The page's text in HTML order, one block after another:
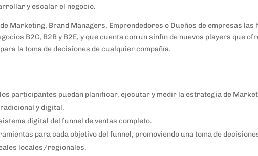
y escalar el negocio.
Marketing, Brand Managers, Emprendedores o Dueños de empresas
B2C, B2B y B2E, y que cuenta con un sinfín de nuevos players que
la toma de decisiones de cualquier compañía.
participantes puedan planificar, ejecutar y medir la estrategia de
y digital.
digital del funnel de ventas completo.
para cada objetivo del funnel, promoviendo una toma de
locales/regionales.